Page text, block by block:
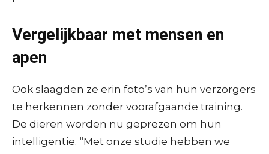
Vergelijkbaar met mensen en
apen
Ook slaagden ze erin foto’s van hun verzorgers
te herkennen zonder voorafgaande training.
De dieren worden nu geprezen om hun
intelligentie. “Met onze studie hebben we